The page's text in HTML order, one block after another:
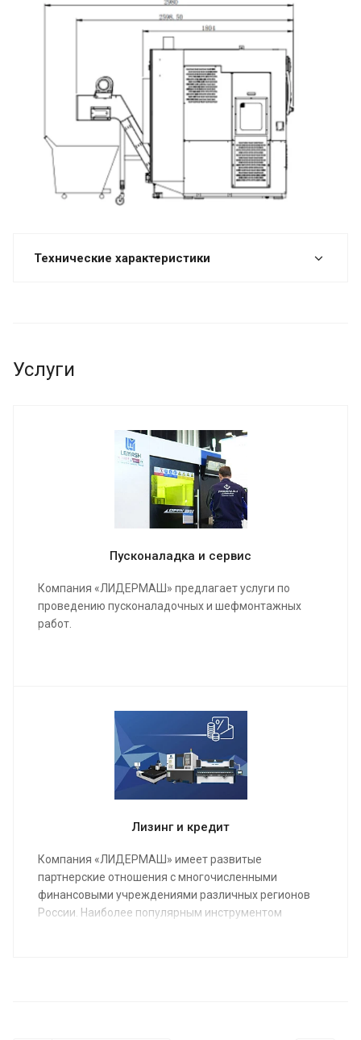
Технические характеристики
Услуги
Пусконаладка и сервис
Компания «ЛИДЕРМАШ» предлагает услуги по
проведению пусконаладочных и шефмонтажных
работ.
о выполненных работах и сдадим полностью
качественно настроенный станок в кратчайшие
Лизинг и кредит
Компания «ЛИДЕРМАШ» имеет развитые
партнерские отношения с многочисленными
финансовыми учреждениями различных регионов
России. Наиболее популярным инструментом